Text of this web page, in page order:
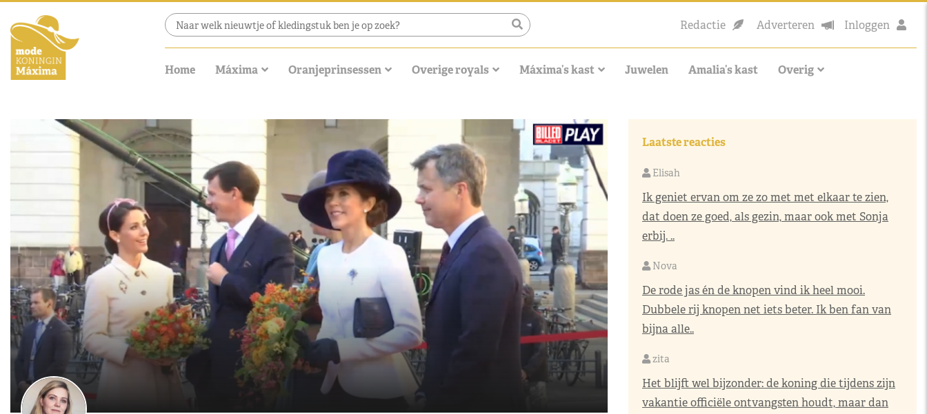
Redactie Adverteren Inloggen
Home Máxima Oranjeprinsessen Overige royals Máxima’s kast Juwelen Amalia’s kast Overig
Laatste reacties
Elisah
Ik geniet ervan om ze zo met met elkaar te zien,
dat doen ze goed, als gezin, maar ook met Sonja
erbij. ..
Nova
De rode jas én de knopen vind ik heel mooi.
Dubbele rij knopen net iets beter. Ik ben fan van
bijna alle..
zita
Het blijft wel bijzonder: de koning die tijdens zijn
vakantie officiële ontvangsten houdt, maar dan